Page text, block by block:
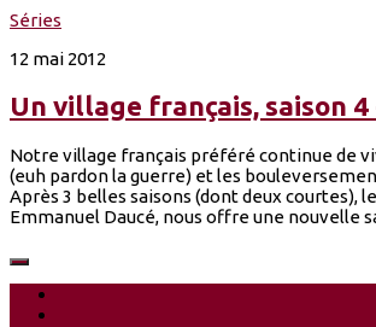
Séries
12 mai 2012
Un village français, saison
Notre village français préféré continue de
(euh pardon la guerre) et les
Après 3 belles saisons (dont deux courtes),
Emmanuel Daucé, nous offre une nouvelle